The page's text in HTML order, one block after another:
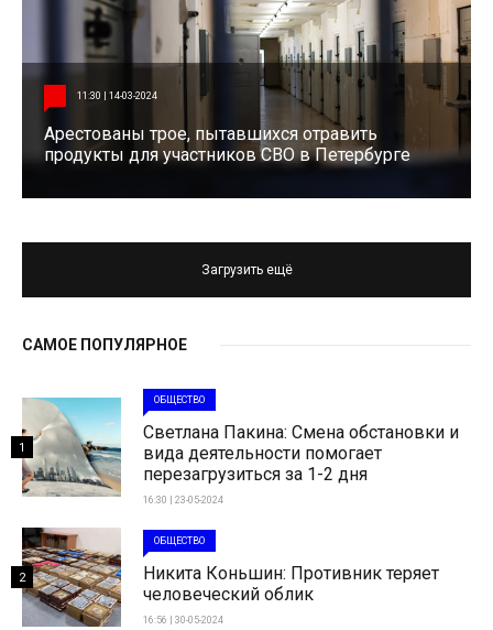
11:30 | 14-03-2024
Арестованы трое, пытавшихся отравить
продукты для участников СВО в Петербурге
Загрузить ещё
САМОЕ ПОПУЛЯРНОЕ
ОБЩЕСТВО
Светлана Пакина: Смена обстановки и
вида деятельности помогает
перезагрузиться за 1-2 дня
16:30 | 23-05-2024
1
ОБЩЕСТВО
Никита Коньшин: Противник теряет
человеческий облик
16:56 | 30-05-2024
2